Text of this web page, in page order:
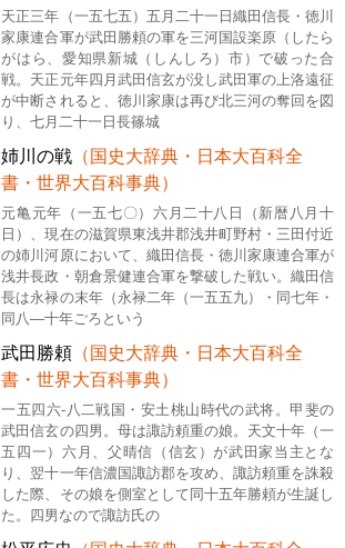
天正三年（一五七五）五月二十一日織田信長・徳川
家康連合軍が武田勝頼の軍を三河国設楽原（したら
がはら、愛知県新城（しんしろ）市）で破った合
戦。天正元年四月武田信玄が没し武田軍の上洛遠征
が中断されると、徳川家康は再び北三河の奪回を図
り、七月二十一日長篠城
姉川の戦 （国史大辞典・日本大百科全
書・世界大百科事典）
元亀元年（一五七〇）六月二十八日（新暦八月十
日）、現在の滋賀県東浅井郡浅井町野村・三田付近
の姉川河原において、織田信長・徳川家康連合軍が
浅井長政・朝倉景健連合軍を撃破した戦い。織田信
長は永禄の末年（永禄二年（一五五九）・同七年・
同八―十年ごろという
武田勝頼 （国史大辞典・日本大百科全
書・世界大百科事典）
一五四六-八二戦国・安土桃山時代の武将。甲斐の
武田信玄の四男。母は諏訪頼重の娘。天文十年（一
五四一）六月、父晴信（信玄）が武田家当主とな
り、翌十一年信濃国諏訪郡を攻め、諏訪頼重を誅殺
した際、その娘を側室として同十五年勝頼が生誕し
た。四男なので諏訪氏の